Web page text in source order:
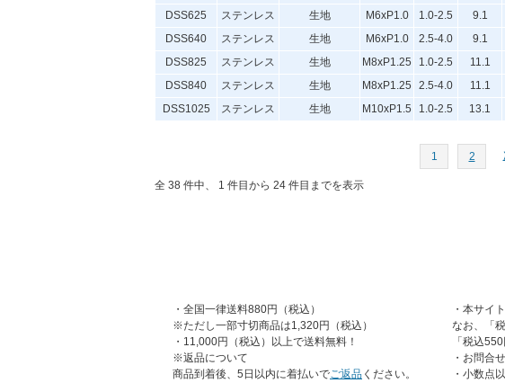
DSS625
ステンレス 生地 M6xP1.0 1.0-2.5 9.1
DSS640
ステンレス 生地 M6xP1.0 2.5-4.0 9.1
DSS825
ステンレス 生地 M8xP1.25 1.0-2.5 11.1
DSS840
ステンレス 生地 M8xP1.25 2.5-4.0 11.1
DSS1025
ステンレス 生地 M10xP1.5 1.0-2.5 13.1
1 2
全 38 件中、 1 件目から 24 件目までを表示
・全国一律送料880円（税込）
※ただし一部寸切商品は1,320円（税込）
・11,000円（税込）以上で送料無料！
※返品について
商品到着後、5日以内に着払いでご返品 ください。
・本サイ
なお、「
「税込
・お問合
・小数点